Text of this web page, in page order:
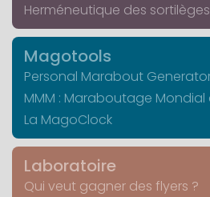
Herméneutique des sortilèges
Magotools
Personal Marabout
MMM : Maraboutage
La MagoClock
Laboratoire
Qui veut gagner des flyers ?